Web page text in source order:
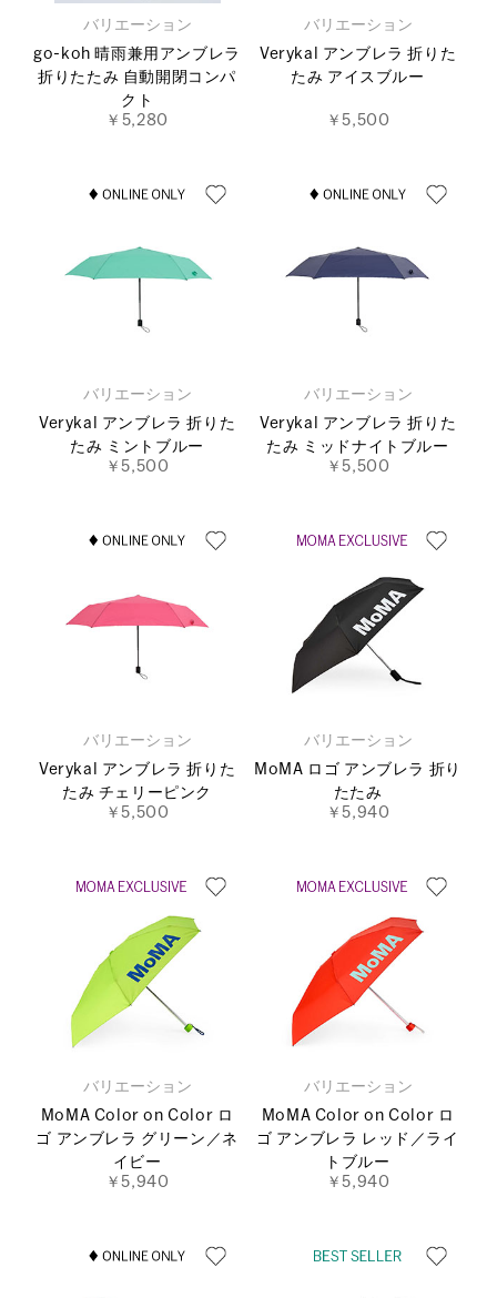
バリエーション
go-koh 晴雨兼用アンブレラ
折りたたみ 自動開閉コンパ
クト
￥5,280
バリエーション
Verykal アンブレラ 折りた
たみ アイスブルー
￥5,500
バリエーション
Verykal アンブレラ 折りた
たみ ミントブルー
￥5,500
バリエーション
Verykal アンブレラ 折りた
たみ ミッドナイトブルー
￥5,500
バリエーション
Verykal アンブレラ 折りた
たみ チェリーピンク
￥5,500
バリエーション
MoMA ロゴ アンブレラ 折り
たたみ
￥5,940
バリエーション
MoMA Color on Color ロ
ゴ アンブレラ グリーン／ネ
イビー
￥5,940
バリエーション
MoMA Color on Color ロ
ゴ アンブレラ レッド／ライ
トブルー
￥5,940